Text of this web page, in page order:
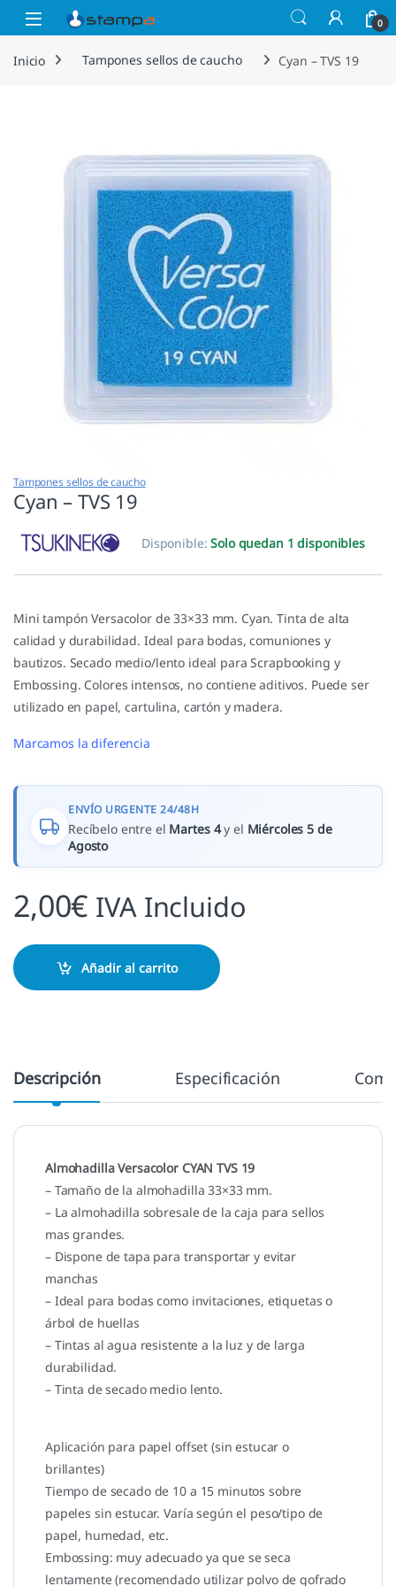
Saltar a la navegación
Saltar al contenido
Open 0
Inicio Tampones sellos de caucho Cyan – TVS 19
Tampones sellos de caucho
Cyan – TVS 19
Disponible:Solo quedan 1 disponibles
Mini tampón Versacolor de 33×33 mm. Cyan. Tinta de alta
calidad y durabilidad. Ideal para bodas, comuniones y
bautizos. Secado medio/lento ideal para Scrapbooking y
Embossing. Colores intensos, no contiene aditivos. Puede ser
utilizado en papel, cartulina, cartón y madera.
Marcamos la diferencia
ENVÍO URGENTE 24/48H
Recíbelo entre el Martes 4y el Miércoles 5 de
Agosto
2,00€ IVA Incluido
Añadir al carrito
Descripción Especificación
Almohadilla Versacolor CYAN TVS 19
– Tamaño de la almohadilla 33×33 mm.
– La almohadilla sobresale de la caja para sellos
mas grandes.
– Dispone de tapa para transportar y evitar
manchas
– Ideal para bodas como invitaciones, etiquetas o
árbol de huellas
– Tintas al agua resistente a la luz y de larga
durabilidad.
– Tinta de secado medio lento.
Aplicación para papel offset (sin estucar o
brillantes)
Tiempo de secado de 10 a 15 minutos sobre
papeles sin estucar. Varía según el peso/tipo de
papel, humedad, etc.
Embossing: muy adecuado ya que se seca
lentamente (recomendado utilizar polvo de gofrado